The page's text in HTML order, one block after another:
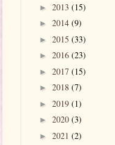
► 2013 (15)
► 2014 (9)
► 2015 (33)
► 2016 (23)
► 2017 (15)
► 2018 (7)
► 2019 (1)
► 2020 (3)
► 2021 (2)